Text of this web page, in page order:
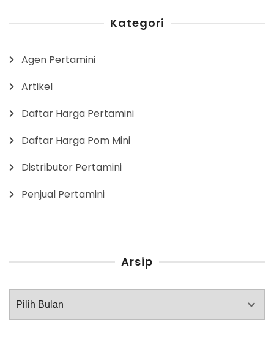
Kategori
Agen Pertamini
Artikel
Daftar Harga Pertamini
Daftar Harga Pom Mini
Distributor Pertamini
Penjual Pertamini
Arsip
Arsip